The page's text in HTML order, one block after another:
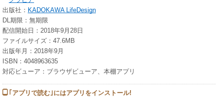
出版社： KADOKAWA LifeDesign
DL期限：無期限
配信開始日：2018年9月28日
ファイルサイズ：47.6MB
出版年月：2018年9月
ISBN：4048963635
対応ビューア：ブラウザビューア、本棚アプリ
｢アプリで読む｣にはアプリをインストール!